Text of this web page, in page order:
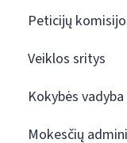
Peticijų
Veiklos sritys
Kokybės vadyba
Mokesčių